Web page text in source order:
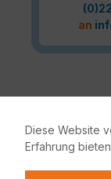
an
vollumfängliche
Bestandteile
Hardware-
Diese Website
Erfahrung